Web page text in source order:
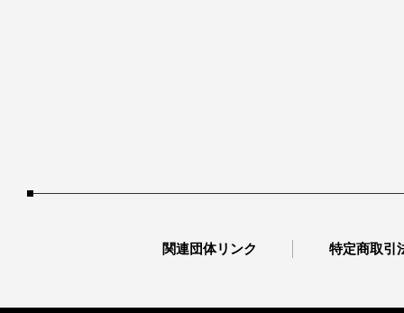
関連団体リンク 特定商取引